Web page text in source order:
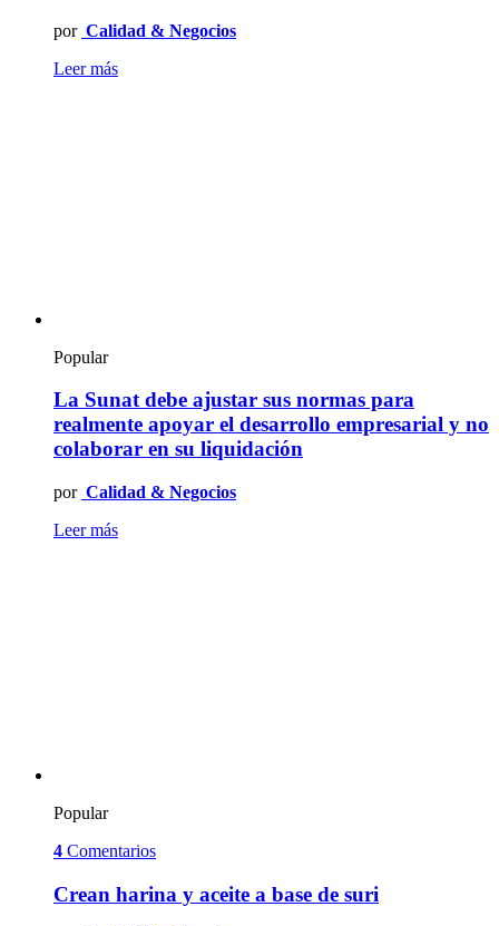
por Calidad & Negocios
Leer más
Popular
La Sunat debe ajustar sus normas para
realmente apoyar el desarrollo empresarial y no
colaborar en su liquidación
por Calidad & Negocios
Leer más
Popular
4 Comentarios
Crean harina y aceite a base de suri